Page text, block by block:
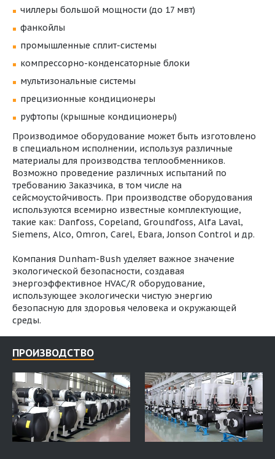
чиллеры большой мощности (до 17 мвт)
фанкойлы
промышленные сплит-системы
компрессорно-конденсаторные блоки
мультизональные системы
прецизионные кондиционеры
руфтопы (крышные кондиционеры)
Производимое оборудование может быть изготовлено
в специальном исполнении, используя различные
материалы для производства теплообменников.
Возможно проведение различных испытаний по
требованию Заказчика, в том числе на
сейсмоустойчивость. При производстве оборудования
используются всемирно известные комплектующие,
такие как: Danfoss, Copeland, Groundfoss, Alfa Laval,
Siemens, Alco, Omron, Carel, Ebara, Jonson Control и др.
Компания Dunham-Bush уделяет важное значение
экологической безопасности, создавая
энергоэффективное HVAC/R оборудование,
использующее экологически чистую энергию
безопасную для здоровья человека и окружающей
среды.
ПРОИЗВОДСТВО